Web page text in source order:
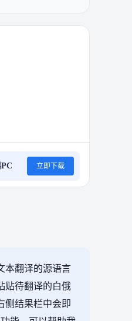
立即下载
本翻译的源语言
贴待翻译的白俄
侧结果栏中会即